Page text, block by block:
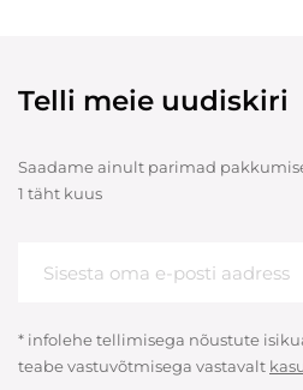
Telli meie uudiskiri
Saadame ainult parimad
1 täht kuus
* infolehe tellimisega nõustute
teabe vastuvõtmisega vastavalt